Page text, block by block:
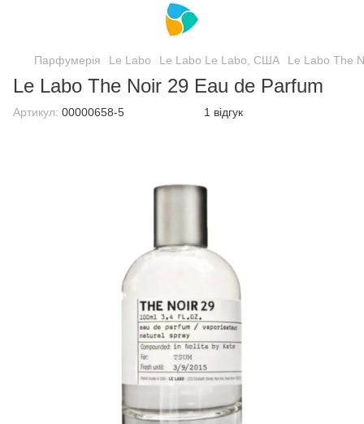
Парфумерія Le Labo Le Labo Le Labo, США Le Labo The
Le Labo The Noir 29 Eau de Parfum
Артикул: 00000658-5 1 відгук